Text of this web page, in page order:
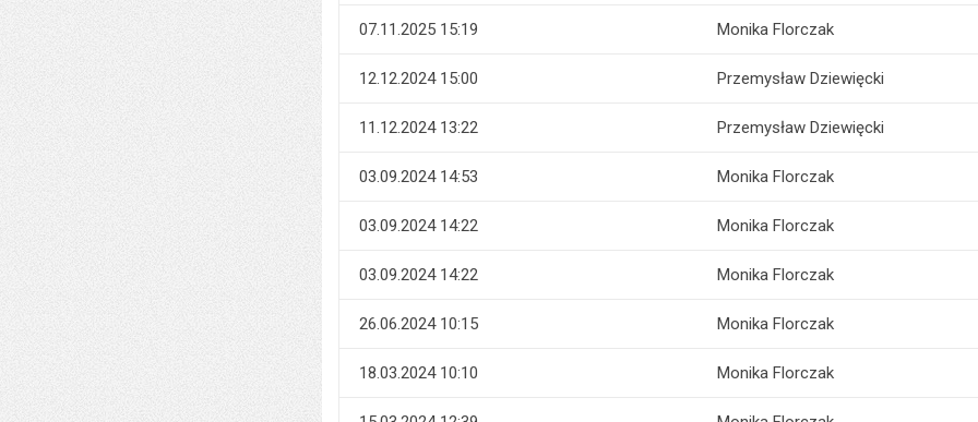
07.11.2025 15:19 Monika Florczak
12.12.2024 15:00 Przemysław Dziewięcki
11.12.2024 13:22 Przemysław Dziewięcki
03.09.2024 14:53 Monika Florczak
03.09.2024 14:22 Monika Florczak
03.09.2024 14:22 Monika Florczak
26.06.2024 10:15 Monika Florczak
18.03.2024 10:10 Monika Florczak